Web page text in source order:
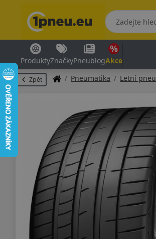
ProduktyZnačkyPneublogAkce
Zpět Pneumatika Letní pneu